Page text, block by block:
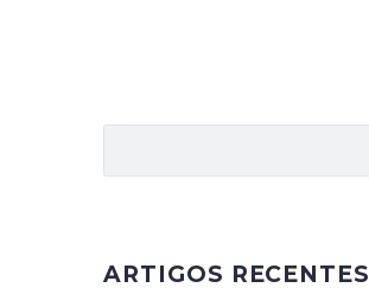
ARTIGOS RECENTES